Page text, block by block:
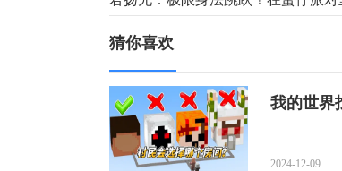
猜你喜欢
我的世界
2024-12-09